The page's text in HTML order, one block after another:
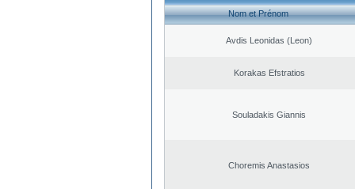
Nom et Prénom
Avdis Leonidas (Leon)
Korakas Efstratios
Souladakis Giannis
Choremis Anastasios